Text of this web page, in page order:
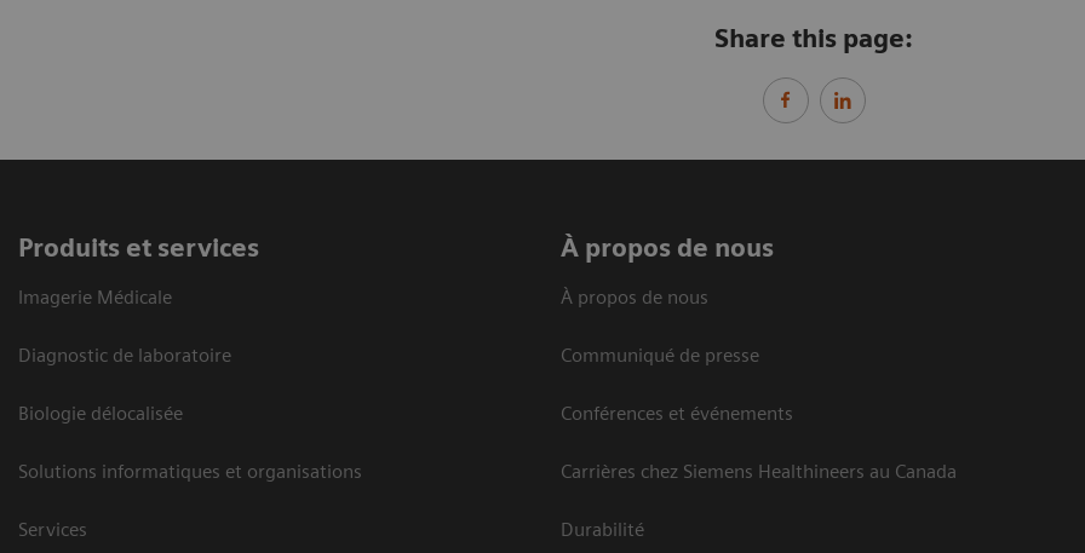
Share this page:
Produits et services
Imagerie Médicale
Diagnostic de laboratoire
Biologie délocalisée
Solutions informatiques et organisations
Services
À propos de nous
À propos de nous
Communiqué de presse
Conférences et événements
Carrières chez Siemens Healthineers au Canada
Durabilité